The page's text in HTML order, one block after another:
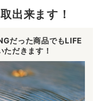
出来ます！
だった商品でもLIFE
だきます！